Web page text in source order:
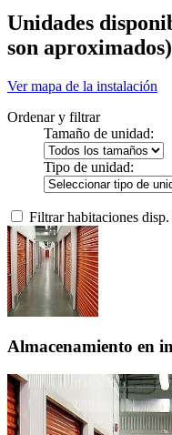
Unidades
son aproximados)
Ver mapa de la instalación
Ordenar y filtrar
Tamaño de unidad:
Tipo de unidad:
Filtrar habitaciones
Almacenamiento en